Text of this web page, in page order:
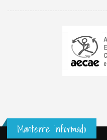
Mantente informado